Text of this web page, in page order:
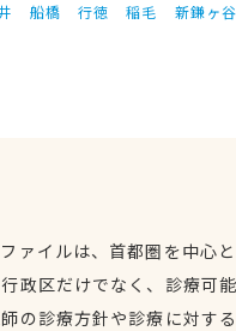
船橋 行徳 稲毛 新鎌ヶ谷
ァイルは、首都圏を中心
政区だけでなく、診療可
の診療方針や診療に対す